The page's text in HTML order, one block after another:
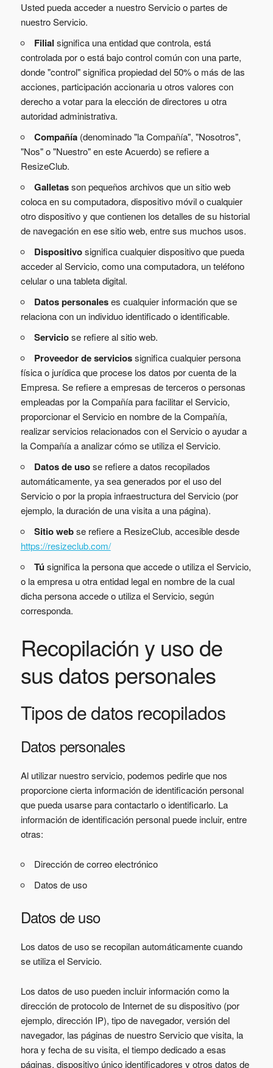
Usted pueda acceder a nuestro Servicio o partes de
nuestro Servicio.
Filial significa una entidad que controla, está
controlada por o está bajo control común con una parte,
donde "control" significa propiedad del 50% o más de las
acciones, participación accionaria u otros valores con
derecho a votar para la elección de directores u otra
autoridad administrativa.
Compañía (denominado "la Compañía", "Nosotros",
"Nos" o "Nuestro" en este Acuerdo) se refiere a
ResizeClub.
Galletasson pequeños archivos que un sitio web
coloca en su computadora, dispositivo móvil o cualquier
otro dispositivo y que contienen los detalles de su historial
de navegación en ese sitio web, entre sus muchos usos.
Dispositivosignifica cualquier dispositivo que pueda
acceder al Servicio, como una computadora, un teléfono
celular o una tableta digital.
Datos personaleses cualquier información que se
relaciona con un individuo identificado o identificable.
Serviciose refiere al sitio web.
Proveedor de serviciossignifica cualquier persona
física o jurídica que procese los datos por cuenta de la
Empresa. Se refiere a empresas de terceros o personas
empleadas por la Compañía para facilitar el Servicio,
proporcionar el Servicio en nombre de la Compañía,
realizar servicios relacionados con el Servicio o ayudar a
la Compañía a analizar cómo se utiliza el Servicio.
Datos de usose refiere a datos recopilados
automáticamente, ya sea generados por el uso del
Servicio o por la propia infraestructura del Servicio (por
ejemplo, la duración de una visita a una página).
Sitio webse refiere a ResizeClub, accesible desde
https://resizeclub.com/
Túsignifica la persona que accede o utiliza el Servicio,
o la empresa u otra entidad legal en nombre de la cual
dicha persona accede o utiliza el Servicio, según
corresponda.
Recopilación y uso de
sus datos personales
Tipos de datos recopilados
Datos personales
Al utilizar nuestro servicio, podemos pedirle que nos
proporcione cierta información de identificación personal
que pueda usarse para contactarlo o identificarlo. La
información de identificación personal puede incluir, entre
otras:
Dirección de correo electrónico
Datos de uso
Datos de uso
Los datos de uso se recopilan automáticamente cuando
se utiliza el Servicio.
Los datos de uso pueden incluir información como la
dirección de protocolo de Internet de su dispositivo (por
ejemplo, dirección IP), tipo de navegador, versión del
navegador, las páginas de nuestro Servicio que visita, la
hora y fecha de su visita, el tiempo dedicado a esas
páginas, dispositivo único identificadores y otros datos de